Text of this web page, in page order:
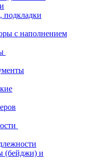
подкладки
с наполнением
(бейджи) и